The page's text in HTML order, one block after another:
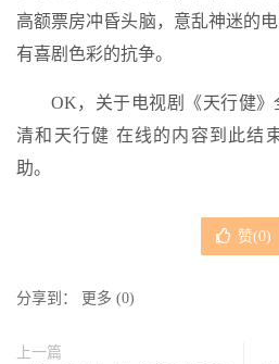
高额票房冲昏头脑，意乱神迷的
有喜剧色彩的抗争。
OK，关于电视剧《天行健
清和天行健 在线的内容到此结
助。
赞(0)
分享到： 更多 (0)
上一篇